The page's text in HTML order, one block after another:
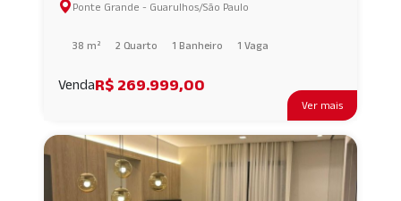
Ver mais
GUARULHOS/SP AI51356
Ponte Grande - Guarulhos/São Paulo
38 m² 2 Quarto 1 Banheiro 1 Vaga
VendaR$ 269.999,00